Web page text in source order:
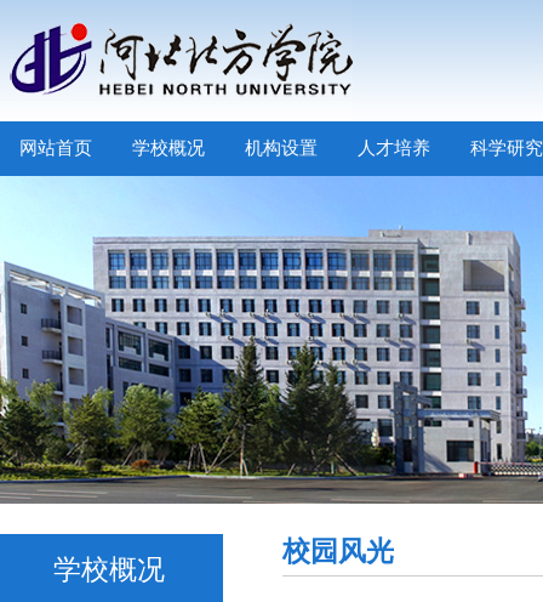
网站首页 学校概况 机构设置 人才培养 科学研究
学校概况
校园风光